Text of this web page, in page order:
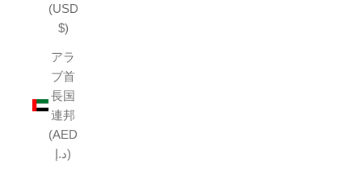
(USD
$)
アラ
ブ首
長国
連邦
(AED
د.إ)